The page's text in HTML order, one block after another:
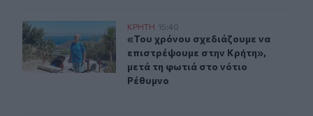
«Του χρόνου σχεδιάζουμε να επιστρέψουμε στην
ΚΡΗΤΗ 15:40
«Του χρόνου σχεδιάζουμε να
«Του χρόνου σχεδιάζουμε να
επιστρέψουμε στην Κρήτη»,
μετά τη φωτιά στο νότιο
Ρέθυμνο